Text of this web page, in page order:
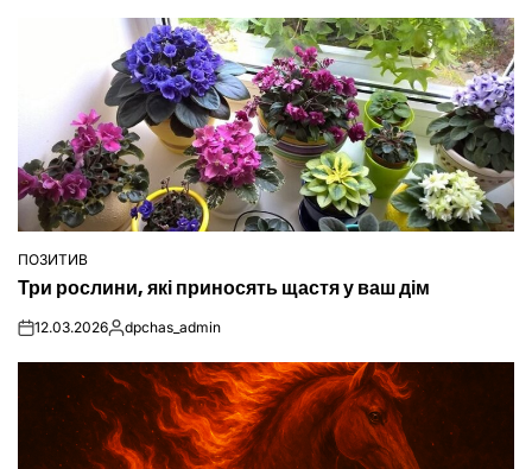
ОПУБЛІКУВАТИ
ПОЗИТИВ
Три рослини, які приносять щастя у ваш дім
on12.03.2026Опубліковано
dpchas_admin